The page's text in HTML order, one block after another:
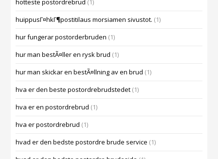
hotteste postordrebrud (1)
huippusГ¤hkГ¶postitilaus morsiamen sivustot. (1)
hur fungerar postorderbruden (1)
hur man bestÃ¤ller en rysk brud (1)
hur man skickar en bestÃ¤llning av en brud (1)
hva er den beste postordrebrudstedet (1)
hva er en postordrebrud (1)
hva er postordrebrud (1)
hvad er den bedste postordre brude service (1)